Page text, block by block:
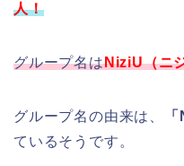
人！
グループ名はNiziU（ニ
グループ名の由来は、
ているそうです。